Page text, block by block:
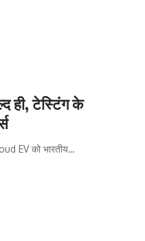
ही, टेस्टिंग के
EV को भारतीय…